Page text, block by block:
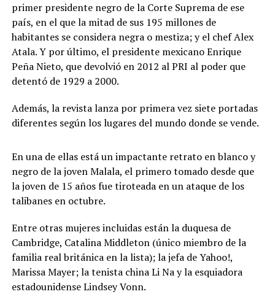
primer presidente negro de la Corte Suprema de ese
país, en el que la mitad de sus 195 millones de
habitantes se considera negra o mestiza; y el chef Alex
Atala. Y por último, el presidente mexicano Enrique
Peña Nieto, que devolvió en 2012 al PRI al poder que
detentó de 1929 a 2000.
Además, la revista lanza por primera vez siete portadas
diferentes según los lugares del mundo donde se vende.
En una de ellas está un impactante retrato en blanco y
negro de la joven Malala, el primero tomado desde que
la joven de 15 años fue tiroteada en un ataque de los
talibanes en octubre.
Entre otras mujeres incluidas están la duquesa de
Cambridge, Catalina Middleton (único miembro de la
familia real británica en la lista); la jefa de Yahoo!,
Marissa Mayer; la tenista china Li Na y la esquiadora
estadounidense Lindsey Vonn.